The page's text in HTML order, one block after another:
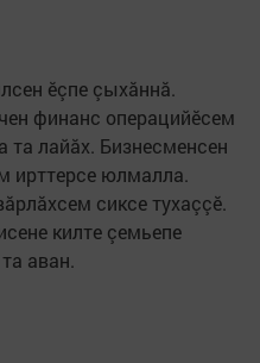
ӗçпе çыхăннă.
финанс операцийӗсем
та лайăх. Бизнесменсен
ирттерсе юлмалла.
сиксе тухаççӗ.
килте çемьепе
аван.